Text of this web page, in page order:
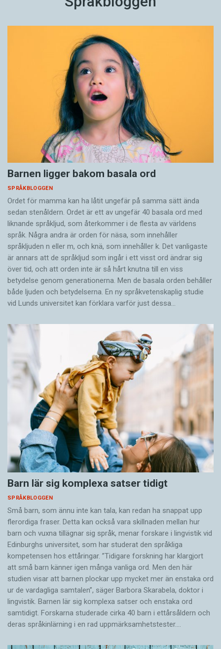
Barnen ligger bakom basala ord
SPRÅKBLOGGEN
Ordet för mamma kan ha låtit ungefär på samma sätt ända
sedan stenåldern. Ordet är ett av ungefär 40 basala ord med
liknande språkljud, som återkommer i de flesta av världens
språk. Några andra är orden för näsa, som innehåller
språkljuden n eller m, och knä, som innehåller k. Det vanligaste
är annars att de språkljud som ingår i ett visst ord ändrar sig
över tid, och att orden inte är så hårt knutna till en viss
betydelse genom generationerna. Men de basala orden behåller
både ljuden och betydelserna. En ny språkvetenskaplig studie
vid Lunds universitet kan förklara varför just dessa…
Barn lär sig komplexa satser tidigt
SPRÅKBLOGGEN
Små barn, som ännu inte kan tala, kan redan ha snappat upp
flerordiga fraser. Detta kan också vara skillnaden mellan hur
barn och vuxna tillägnar sig språk, menar forskare i lingvistik vid
Edinburghs universitet, som har studerat den språkliga
kompetensen hos ettåringar. ”Tidigare forskning har klargjort
att små barn känner igen många vanliga ord. Men den här
studien visar att barnen plockar upp mycket mer än enstaka ord
ur de vardagliga samtalen”, säger Barbora Skarabela, doktor i
lingvistik. Barnen lär sig komplexa satser och enstaka ord
samtidigt. Forskarna studerade cirka 40 barn i ettårsåldern och
deras språkinlärning i en rad uppmärksamhetstester.…